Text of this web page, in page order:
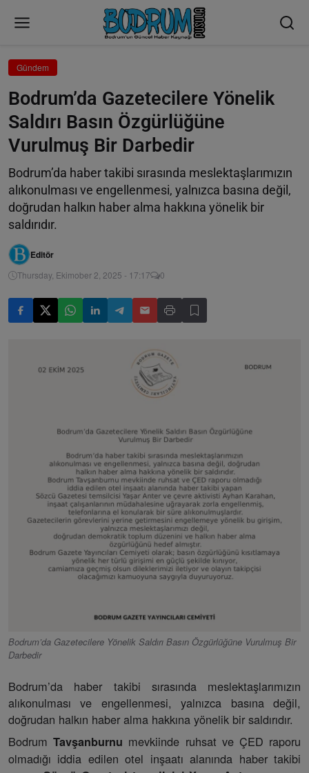
Gündem
Bodrum’da Gazetecilere Yönelik
Saldırı Basın Özgürlüğüne
Vurulmuş Bir Darbedir
Bodrum’da haber takibi sırasında meslektaşlarımızın
alıkonulması ve engellenmesi, yalnızca basına değil,
doğrudan halkın haber alma hakkına yönelik bir
saldırıdır.
Editör
Thursday, Ekimober 2, 2025 - 17:17 0
Bodrum’da Gazetecilere Yönelik Saldırı Basın Özgürlüğüne Vurulmuş Bir
Darbedir
Bodrum’da haber takibi sırasında meslektaşlarımızın
alıkonulması ve engellenmesi, yalnızca basına değil,
doğrudan halkın haber alma hakkına yönelik bir saldırıdır.
BodrumTavşanburnu mevkiinde ruhsat ve ÇED raporu
olmadığı iddia edilen otel inşaatı alanında haber takibi